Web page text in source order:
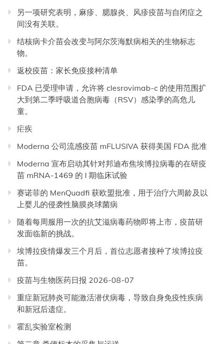
另一项研究表明，麻疹、腮腺炎、风疹疫苗与自闭症之
间没有关联。
结核病卡介苗会改变与阿尔茨海默病相关的生物标志
物。
返校疫苗：家长免疫接种清单
FDA 已受理申请，允许将 clesrovimab-c 的使用范围扩
大到第二季呼吸道合胞病毒（RSV）感染季的高危儿
童。
疟疾
Moderna 公司流感疫苗 mFLUSIVA 获得美国 FDA 批准
Moderna 宣布启动其针对邦迪布焦埃博拉病毒的在研疫
苗 mRNA-1469 的 I 期临床试验
赛诺菲的 MenQuadfi 获欧盟批准，用于治疗六周龄及以
上婴儿的侵袭性脑膜炎球菌病
随着每周服用一次的抗艾滋病毒药物即将上市，疫苗研
发面临新的挑战。
埃博拉疫情爆发三个月后，首位志愿者接种了埃博拉疫
苗。
疫苗与生物医药日报 2026-08-07
重症新冠肺炎可能激活潜伏病毒，导致自身免疫性疾病
和新冠后遗症。
霍乱实验室检测